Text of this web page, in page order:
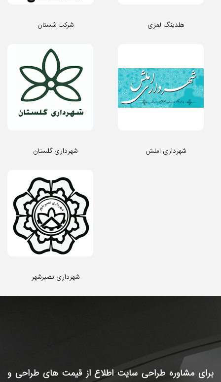
شرکت شستان هلدینگ لمزی
شهرداری گلستان شهرداری املش
شهرداری نصیرشهر
برای مشاوره طراحی سایتاطلاع از قیمت های طراحی و